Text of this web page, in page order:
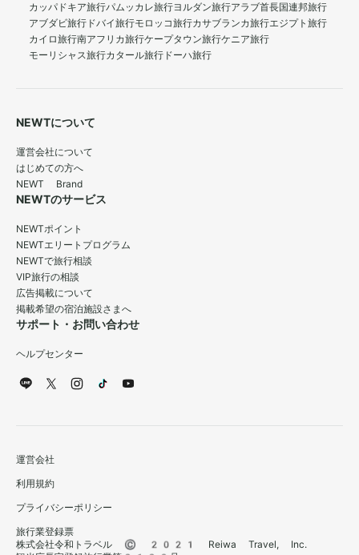
カッパドキア旅行パムッカレ旅行ヨルダン旅行アラブ首長国連邦旅行
アブダビ旅行 ドバイ旅行モロッコ旅行カサブランカ旅行エジプト旅行
カイロ旅行南アフリカ旅行ケープタウン旅行ケニア旅行
モーリシャス旅行カタール旅行 ドーハ旅行
NEWTについて
運営会社について
はじめての方へ
NEWT Brand
NEWTのサービス
NEWTポイント
NEWTエリートプログラム
NEWTで旅行相談
VIP旅行の相談
広告掲載について
掲載希望の宿泊施設さまへ
サポート・お問い合わせ
ヘルプセンター
運営会社
利用規約
プライバシーポリシー
旅行業登録票
株式会社令和トラベル © 2021 Reiwa Travel, Inc.